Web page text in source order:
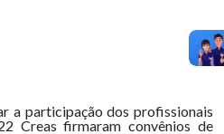
a participação dos profissionais
Creas firmaram convênios de